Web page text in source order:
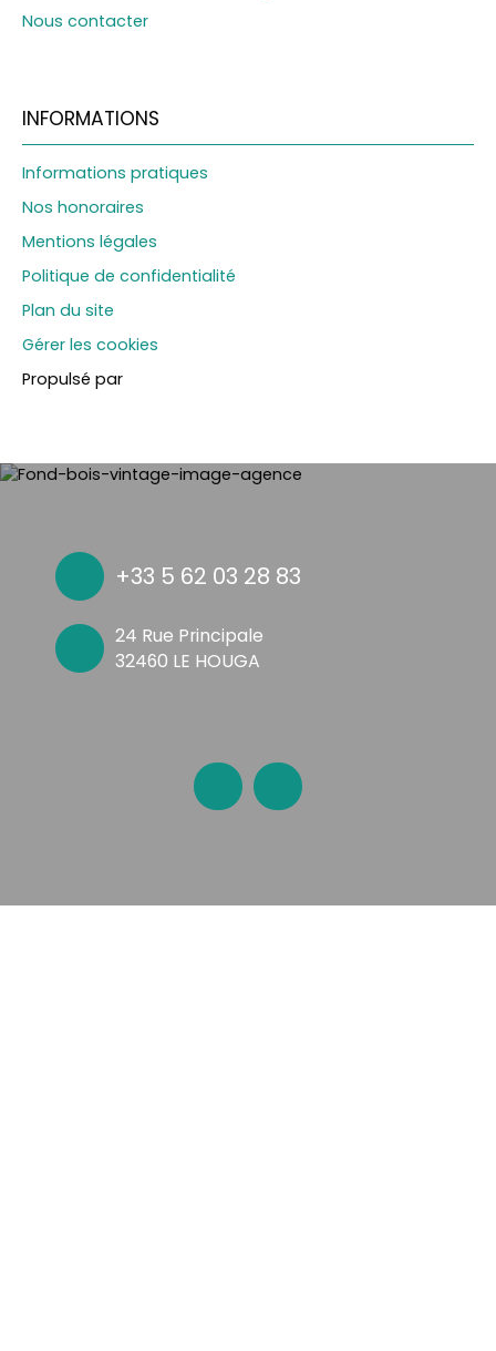
Nous contacter
INFORMATIONS
Informations pratiques
Nos honoraires
Mentions légales
Politique de confidentialité
Plan du site
Gérer les cookies
Propulsé par
+33 5 62 03 28 83
24 Rue Principale
32460 LE HOUGA